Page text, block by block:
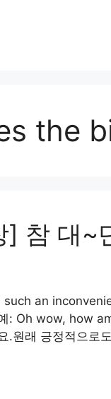
the
] 참 대~
an
: Oh wow, how
.원래 긍정적으로